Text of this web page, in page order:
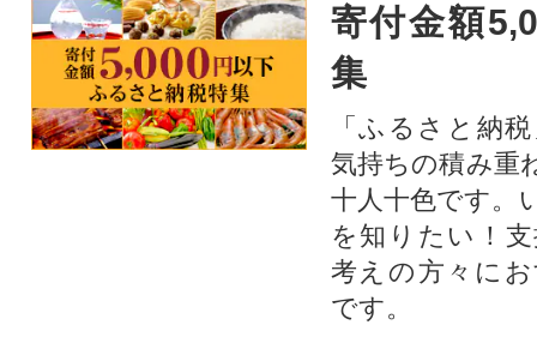
寄付金額
集
「ふるさと納
気持ちの積み重
十人十色です。
を知りたい！
考えの方々に
です。